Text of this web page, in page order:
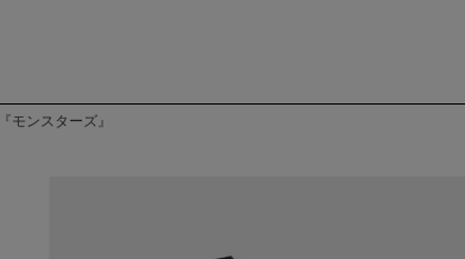
モンスターズ』